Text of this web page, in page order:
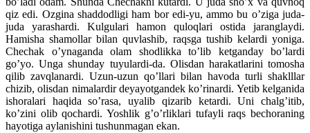
qiz edi. Ozgina shaddodligi ham bor edi-yu, ammo bu o’ziga juda-
juda yarashardi. Kulgulari hamon quloqlari ostida jaranglaydi.
Hamisha shamollar bilan quvlashib, raqsga tushib kelardi yoniga.
Chechak o’ynaganda olam shodlikka to’lib ketganday bo’lardi
go’yo. Unga shunday tuyulardi-da. Olisdan harakatlarini tomosha
qilib zavqlanardi. Uzun-uzun qo’llari bilan havoda turli shaklllar
chizib, olisdan nimalardir deyayotgandek ko’rinardi. Yetib kelganida
ishoralari haqida so’rasa, uyalib qizarib ketardi. Uni chalg’itib,
ko’zini olib qochardi. Yoshlik g’o’rliklari tufayli raqs bechoraning
hayotiga aylanishini tushunmagan ekan.